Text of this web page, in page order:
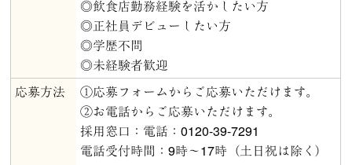
◎飲食店勤務経験を活かしたい方
◎正社員デビューしたい方
◎学歴不問
◎未経験者歓迎
応募方法
①応募フォームからご応募いただけます。
②お電話からご応募いただけます。
採用窓口：電話：0120-39-7291
電話受付時間：9時～17時（土日祝は除く）